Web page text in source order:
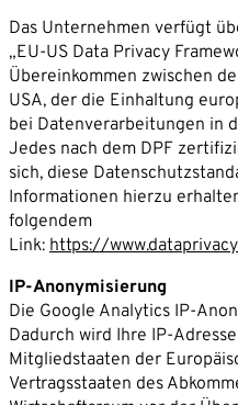
Das Unternehmen verfügt
„EU-US Data Privacy
Übereinkommen zwischen
USA, der die Einhaltung
bei Datenverarbeitungen in
Jedes nach dem DPF
sich, diese
Informationen hierzu
folgendem
Link: https://
IP-Anonymisierung
Die Google Analytics IP-
Dadurch wird Ihre IP-
Mitgliedstaaten der
Vertragsstaaten des